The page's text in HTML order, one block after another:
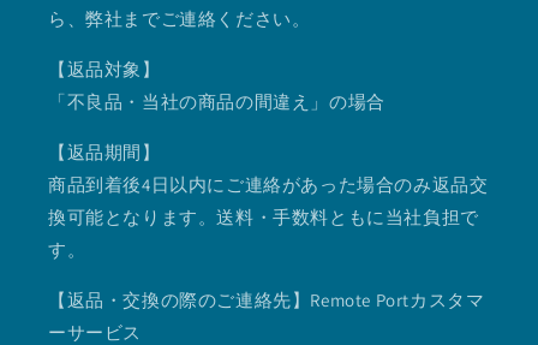
ら、弊社までご連絡ください。
【返品対象】
「不良品・当社の商品の間違え」の場合
【返品期間】
商品到着後4日以内にご連絡があった場合のみ返品交
換可能となります。送料・手数料ともに当社負担で
す。
【返品・交換の際のご連絡先】Remote Portカスタマ
ーサービス